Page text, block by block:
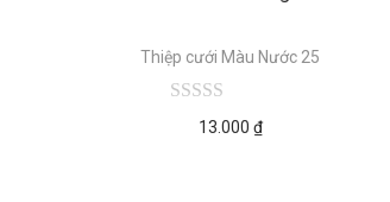
Thiệp cưới Màu Nước 25
13.000 ₫